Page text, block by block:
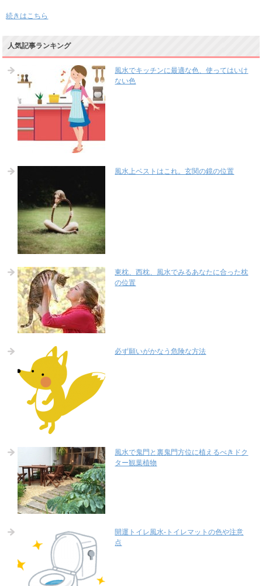
続きはこちら
人気記事ランキング
風水でキッチンに最適な色、使ってはいけ
ない色
風水上ベストはこれ。玄関の鏡の位置
東枕、西枕、風水でみるあなたに合った枕
の位置
必ず願いがかなう危険な方法
風水で鬼門と裏鬼門方位に植えるべきドク
ター観葉植物
開運トイレ風水-トイレマットの色や注意
点